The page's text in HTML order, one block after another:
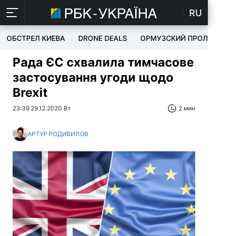
RU
ОБСТРЕЛ КИЕВА DRONE DEALS ОРМУЗСКИЙ ПРОЛИВ
Рада ЄС схвалила тимчасове
застосування угоди щодо
Brexit
23:39 29.12.2020 Вт 2 мин
АРТУР РОДИВИЛОВ